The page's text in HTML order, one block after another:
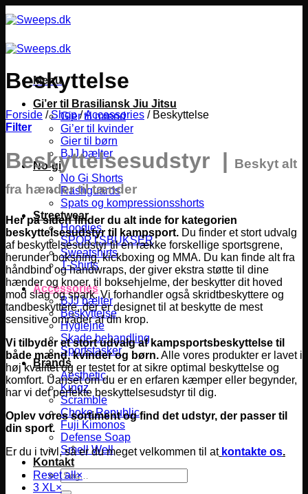
til
Menu
Gi’er til Brasiliansk Jiu Jitsu
Gier til mænd
Gi’er til kvinder
Gier til børn
BJJ bælter
No-gi
No Gi Shorts
Rashguards
Spats og kompressionsshorts
Streetwear
Hoodies
SPORTSBUKSER
Sweatshirts
T-Shirts
Accessories
BJJ bælter
Beskyttelse
Hygiejne
Skade behandling
Sportstasker
Brands
Aesthetic
Kingz
Scramble
Choke Republic
Fuji Kimonos
Defense Soap
Smell Well
Kontakt
Søg
efter:
Beskyttelse
Forside / Shop /Accessories /Beskyttelse
Filter
Beskyttelsesudstyr | Beskyt alt
fra hænder til tænder
Her på siden finder du alt inde for kategorien
beskyttelsesudstyr til kampsport. Du finder et stort udvalg
af beskyttelsesudstyr til en række forskellige sportsgrene,
herunder boksning, kickboxing og MMA. Du kan finde alt fra
håndbind og handwraps, der giver ekstra støtte til dine
hænder og knoer, til boksehjelme, der beskytter dit hoved
mod slag og spark. Vi forhandler også skridtbeskyttere og
tandbeskyttere, der er designet til at beskytte de mest
sensitive områder af din krop.
Vi tilbyder et stort udvalg af kampsportsbeskyttelse til
både mænd, kvinder og børn.Alle vores produkter er lavet i
høj kvalitet og er testet for at sikre optimal beskyttelse og
komfort. Uanset om du er en erfaren kæmper eller begynder,
har vi det perfekte beskyttelsesudstyr til dig.
Oplev vores sortiment og find det udstyr, der passer til
din sport.
Er du i tvivl, så er du meget velkommen til at kontakte os.
Reset all×
3 XL×